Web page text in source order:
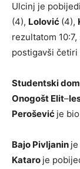
Ulcinj je
(4), Lolović (4),
rezultatom 10:7,
postigavši četiri
Studentski dom
Onogošt Elit–
Perošević je
Bajo Pivljanin je
Kataro je